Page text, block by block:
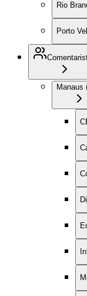
Rio
Porto
Manaus